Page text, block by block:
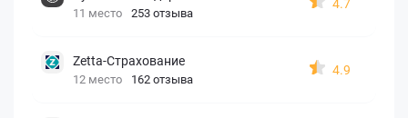
11 место 253 отзыва
4.7
Zetta-Страхование
12 место 162 отзыва
4.9